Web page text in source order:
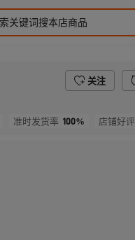
关注
准时发货率 100% 店铺好